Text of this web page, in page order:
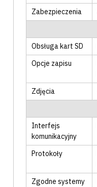
Zabezpieczenia
Obsługa kart SD
Opcje zapisu
Zdjęcia
Interfejs
komunikacyjny
Protokoły
Zgodne systemy